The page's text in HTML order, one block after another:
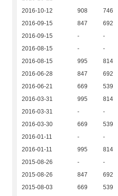
2016-10-12
908 746
2016-09-15
847 692
2016-09-15
- -
2016-08-15
- -
2016-08-15
995 814
2016-06-28
847 692
2016-06-21
669 539
2016-03-31
995 814
2016-03-31
- -
2016-03-30
669 539
2016-01-11
- -
2016-01-11
995 814
2015-08-26
- -
2015-08-26
847 692
2015-08-03
669 539